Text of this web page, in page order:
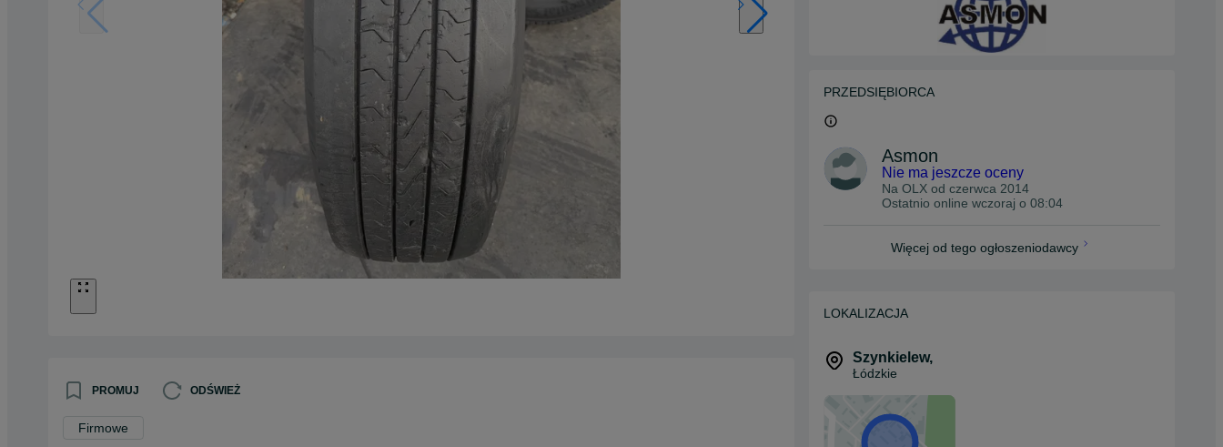
PROMUJ ODŚWIEŻ
Firmowe
PRZEDSIĘBIORCA
Asmon
Nie ma jeszcze oceny
Na OLX od czerwca 2014
Ostatnio online wczoraj o 08:04
Więcej od tego ogłoszeniodawcy
LOKALIZACJA
Szynkielew,
Łódzkie